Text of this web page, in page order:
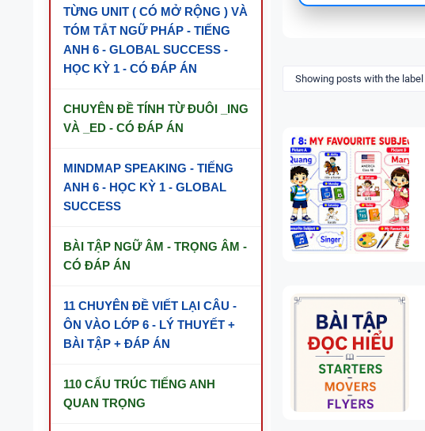
TỪNG UNIT ( CÓ MỞ RỘNG ) VÀ
TÓM TẮT NGỮ PHÁP - TIẾNG
ANH 6 - GLOBAL SUCCESS -
HỌC KỲ 1 - CÓ ĐÁP ÁN
CHUYÊN ĐỀ TÍNH TỪ ĐUÔI _ING
VÀ _ED - CÓ ĐÁP ÁN
MINDMAP SPEAKING - TIẾNG
ANH 6 - HỌC KỲ 1 - GLOBAL
SUCCESS
BÀI TẬP NGỮ ÂM - TRỌNG ÂM -
CÓ ĐÁP ÁN
11 CHUYÊN ĐỀ VIẾT LẠI CÂU -
ÔN VÀO LỚP 6 - LÝ THUYẾT +
BÀI TẬP + ĐÁP ÁN
110 CẤU TRÚC TIẾNG ANH
QUAN TRỌNG
Showing posts with the label